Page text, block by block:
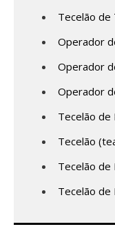
Tecelão de
Operador
Operador
Operador
Tecelão de
Tecelão
Tecelão de
Tecelão de